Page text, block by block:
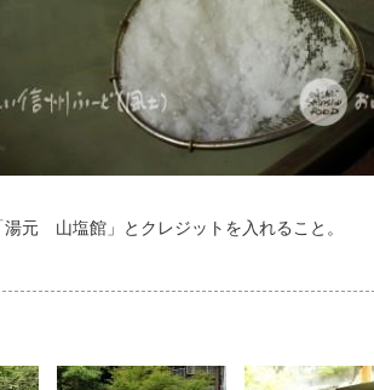
元 山塩館」とクレジットを入れること。